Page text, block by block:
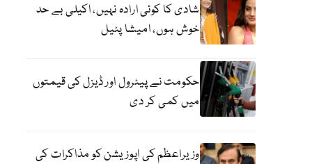
شادی کا کوئی ارادہ نہیں، اکیلی بے حد
خوش ہوں، امیشا پٹیل
حکومت نے پیٹرول اور ڈیزل کی قیمتوں
میں کمی کر دی
وزیراعظم کی اپوزیشن کو مذاکرات کی